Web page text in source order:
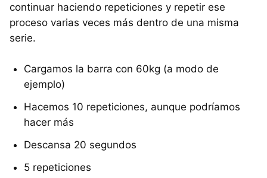
continuar haciendo repeticiones y repetir ese
proceso varias veces más dentro de una misma
serie.
Cargamos la barra con 60kg (a modo de
ejemplo)
Hacemos 10 repeticiones, aunque podríamos
hacer más
Descansa 20 segundos
5 repeticiones